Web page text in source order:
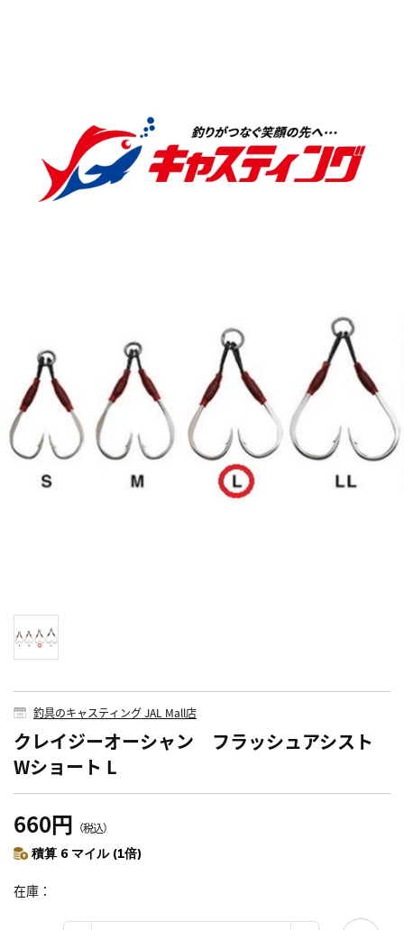
釣具のキャスティング JAL Mall店
クレイジーオーシャン フラッシュアシスト
Wショート L
660円 （税込）
積算 6 マイル (1倍)
在庫